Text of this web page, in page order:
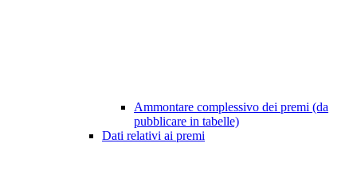
Ammontare complessivo dei premi (da
pubblicare in tabelle)
Dati relativi ai premi